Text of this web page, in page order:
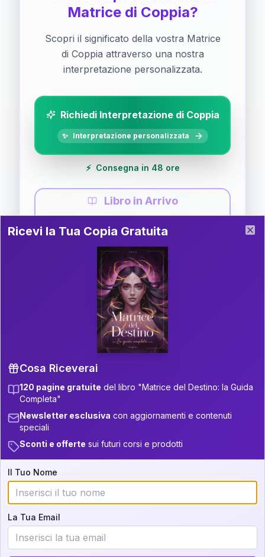
Matrice di Coppia?
Scopri il significato della vostra Matrice
di Coppia attraverso una nostra
interpretazione personalizzata.
Richiedi Interpretazione di Coppia
✨ Interpretazione personalizzata
⚡ Consegna in 48 ore
Libro in Arrivo
Guida completa di Coppia
Il libro è in fase di scrittura. Iscriviti alla newsletter
per ricevere aggiornamenti!
P.S. Interpretazione parziale
gratuita
Scorri più in basso per vedere
un'interpretazione parziale gratuita della tua
Iscriviti alla newsletter per ricevere
aggiornamenti quando sarà disponibile.
Cosa scoprirete nella vostra
interpretazione:
💕 Come rafforzare la vostra unione
Ricevi la Tua Copia Gratuita del Libro
Ricevi la Tua Copia Gratuita
Cosa Riceverai
120 pagine gratuite del libro "Matrice del Destino: la Guida
Completa"
Newsletter esclusiva con aggiornamenti e contenuti
speciali
Sconti e offerte sui futuri corsi e prodotti
Il Tuo Nome
La Tua Email